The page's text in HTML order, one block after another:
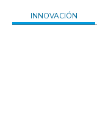
INNOVACIÓN